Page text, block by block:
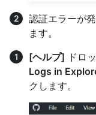
認証エラーが
ます。
[ヘルプ] ドロ
Logs in
クします。